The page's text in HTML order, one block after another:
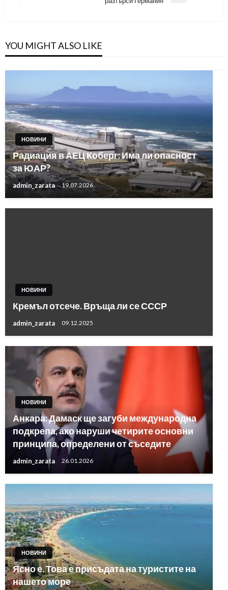
YOU MIGHT ALSO LIKE
НОВИНИ
Радиация в АЕЦ Коберг: Има ли опасност
за ЮАР?
admin_zarata 19.07.2026
НОВИНИ
Кремъл отсече. Връща ли се СССР
admin_zarata 09.12.2025
НОВИНИ
Анкара: Дамаск ще загуби международна
подкрепа, ако наруши четирите основни
принципа, определени от съседите
admin_zarata 26.01.2026
НОВИНИ
Ясно е. Това е присъдата на туристите на
нашето море